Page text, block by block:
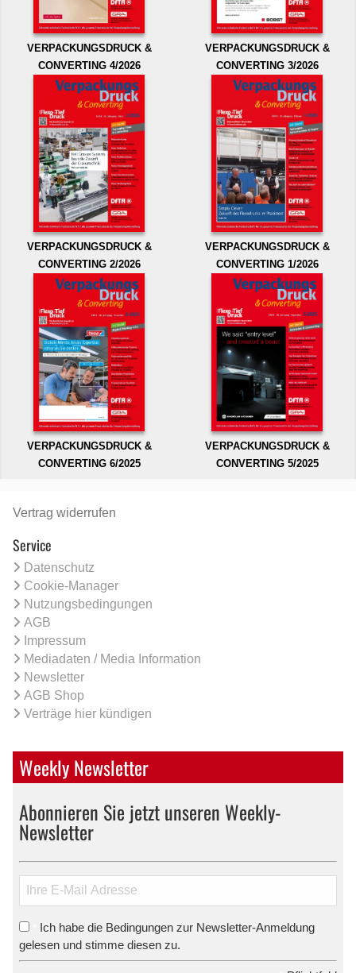
VERPACKUNGSDRUCK &
CONVERTING 4/2026
VERPACKUNGSDRUCK &
CONVERTING 3/2026
VERPACKUNGSDRUCK &
CONVERTING 2/2026
VERPACKUNGSDRUCK &
CONVERTING 1/2026
VERPACKUNGSDRUCK &
CONVERTING 6/2025
VERPACKUNGSDRUCK &
CONVERTING 5/2025
Vertrag widerrufen
Service
Datenschutz
Cookie-Manager
Nutzungsbedingungen
AGB
Impressum
Mediadaten / Media Information
Newsletter
AGB Shop
Verträge hier kündigen
Weekly Newsletter
Abonnieren Sie jetzt unseren Weekly-
Newsletter
Ich habe die Bedingungen zur Newsletter-Anmeldung
gelesen und stimme diesen zu.